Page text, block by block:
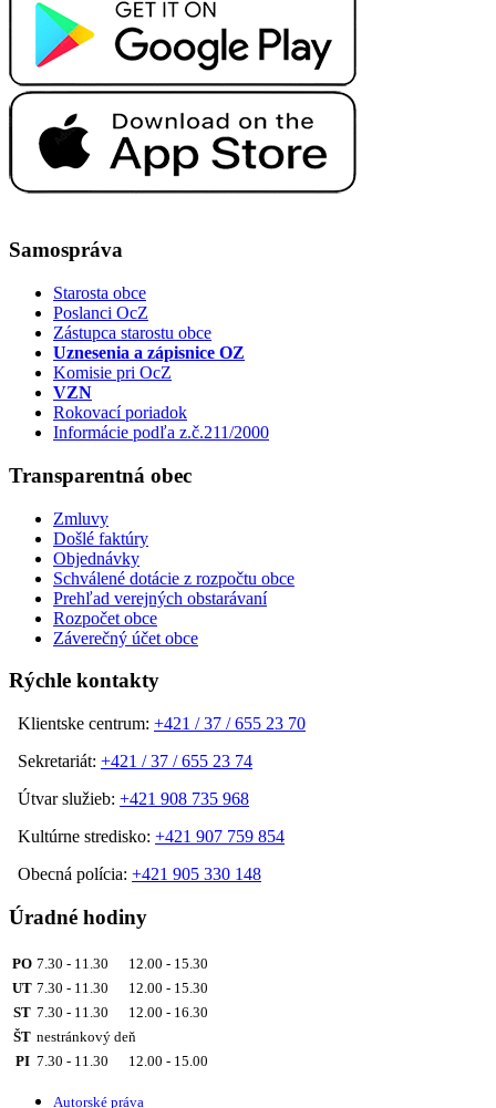
Samospráva
Starosta obce
Poslanci OcZ
Zástupca starostu obce
Uznesenia a zápisnice OZ
Komisie pri OcZ
VZN
Rokovací poriadok
Informácie podľa z.č.211/2000
Transparentná obec
Zmluvy
Došlé faktúry
Objednávky
Schválené dotácie z rozpočtu obce
Prehľad verejných obstarávaní
Rozpočet obce
Záverečný účet obce
Rýchle kontakty
Klientske centrum: +421 / 37 / 655 23 70
Sekretariát: +421 / 37 / 655 23 74
Útvar služieb: +421 908 735 968
Kultúrne stredisko: +421 907 759 854
Obecná polícia: +421 905 330 148
Úradné hodiny
PO 7.30 - 11.30 12.00 - 15.30
UT 7.30 - 11.30 12.00 - 15.30
ST 7.30 - 11.30 12.00 - 16.30
ŠT nestránkový deň
PI 7.30 - 11.30 12.00 - 15.00
Autorské práva